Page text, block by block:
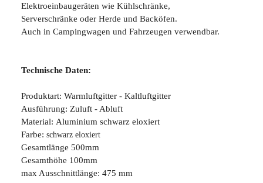
Elektroeinbaugeräten wie Kühlschränke,
Serverschränke oder Herde und Backöfen.
Auch in Campingwagen und Fahrzeugen verwendbar.
Technische Daten:
Produktart: Warmluftgitter - Kaltluftgitter
Ausführung: Zuluft - Abluft
Material: Aluminium schwarz eloxiert
Farbe: schwarz eloxiert
Gesamtlänge 500mm
Gesamthöhe 100mm
max Ausschnittlänge: 475 mm